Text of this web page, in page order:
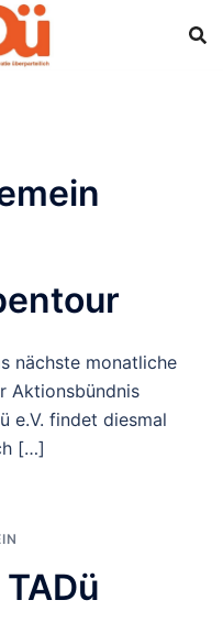
nächste monatliche
Aktionsbündnis
e.V. findet diesmal
[…]